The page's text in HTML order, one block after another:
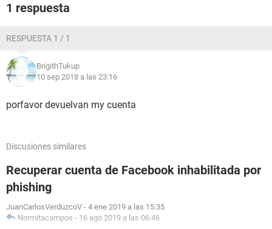
1 respuesta
RESPUESTA 1 / 1
BrigithTukup
10 sep 2018 a las 23:16
porfavor devuelvan my cuenta
Discusiones similares
Recuperar cuenta de Facebook inhabilitada por
phishing
JuanCarlosVerduzcoV - 4 ene 2019 a las 15:35
Normitacampos - 16 ago 2019 a las 06:46